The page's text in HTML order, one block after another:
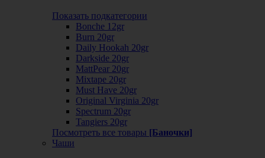
Показать подкатегории
Bonche 12gr
Burn 20gr
Daily Hookah 20gr
Darkside 20gr
MattPear 20gr
Mixtape 20gr
Must Have 20gr
Original Virginia 20gr
Spectrum 20gr
Tangiers 20gr
Посмотреть все товары [Баночки]
Чаши